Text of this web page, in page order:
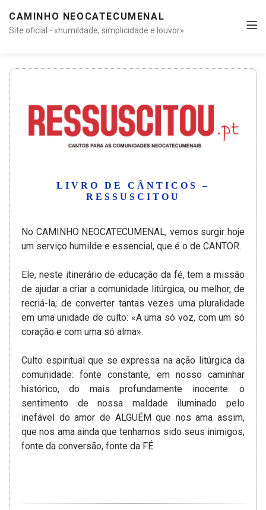
CAMINHO NEOCATECUMENAL
Site oficial - «humildade, simplicidade e louvor»
LIVRO DE CÂNTICOS –
RESSUSCITOU
No CAMINHO NEOCATECUMENAL, vemos surgir hoje
um serviço humilde e essencial, que é o de CANTOR.
Ele, neste itinerário de educação da fé, tem a missão
de ajudar a criar a comunidade litúrgica, ou melhor, de
recriá-la; de converter tantas vezes uma pluralidade
em uma unidade de culto: «A uma só voz, com um só
coração e com uma só alma».
Culto espiritual que se expressa na ação litúrgica da
comunidade: fonte constante, em nosso caminhar
histórico, do mais profundamente inocente: o
sentimento de nossa maldade iluminado pelo
inefável do amor de ALGUÉM que nos ama assim,
que nos ama ainda que tenhamos sido seus inimigos;
fonte da conversão, fonte da FÉ.